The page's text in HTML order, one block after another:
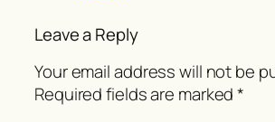
Leave a Reply
Your email address will not be
Required fields are marked*